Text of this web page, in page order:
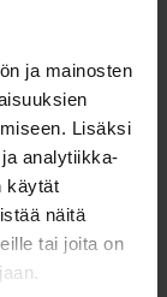
ja mainosten
Lisäksi
analytiikka-
käytät
näitä
tai joita on
joka
erityisesti
haluavat nähdä
on käytetty
on selkeä,
kulttuurin
heidän